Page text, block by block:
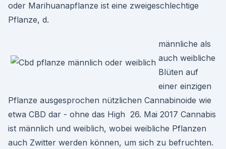
oder Marihuanapflanze ist eine zweigeschlechtige
Pflanze, d.
männliche als
auch weibliche
Blüten auf
einer einzigen
Pflanze ausgesprochen nützlichen Cannabinoide wie
etwa CBD dar - ohne das High 26. Mai 2017 Cannabis
ist männlich und weiblich, wobei weibliche Pflanzen
auch Zwitter werden können, um sich zu befruchten.